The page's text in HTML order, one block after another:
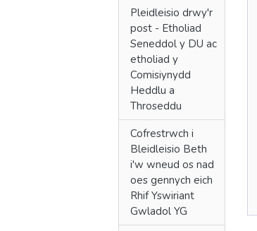
Pleidleisio drwy'r
post - Etholiad
Seneddol y DU ac
etholiad y
Comisiynydd
Heddlu a
Throseddu
Cofrestrwch i
Bleidleisio Beth
i'w wneud os nad
oes gennych eich
Rhif Yswiriant
Gwladol YG